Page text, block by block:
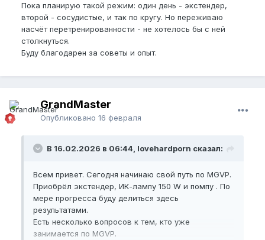
Пока планирую такой режим: один день - экстендер,
второй - сосудистые, и так по кругу. Но переживаю
насчёт перетренированности - не хотелось бы с ней
столкнуться.
Буду благодарен за советы и опыт.
GrandMaster
Опубликовано 16 февраля
В 16.02.2026 в 06:44, lovehardporn сказал:
Всем привет. Сегодня начинаю свой путь по MGVP.
Приобрёл экстендер, ИК-лампу 150 W и помпу . По
мере прогресса буду делиться здесь
результатами.
Есть несколько вопросов к тем, кто уже
занимается по MGVP.